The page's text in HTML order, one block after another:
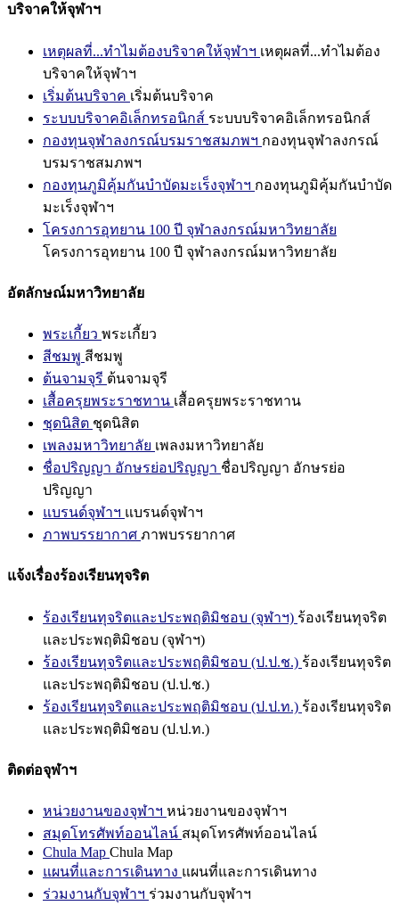
บริจาคให้จุฬาฯ
เหตุผลที่...ทำไมต้องบริจาคให้จุฬาฯ เหตุผลที่...ทำไมต้อง
บริจาคให้จุฬาฯ
เริ่มต้นบริจาค เริ่มต้นบริจาค
ระบบบริจาคอิเล็กทรอนิกส์ ระบบบริจาคอิเล็กทรอนิกส์
กองทุนจุฬาลงกรณ์บรมราชสมภพฯ กองทุนจุฬาลงกรณ์
บรมราชสมภพฯ
กองทุนภูมิคุ้มกันบำบัดมะเร็งจุฬาฯ กองทุนภูมิคุ้มกันบำบัด
มะเร็งจุฬาฯ
โครงการอุทยาน 100 ปี จุฬาลงกรณ์มหาวิทยาลัย
โครงการอุทยาน 100 ปี จุฬาลงกรณ์มหาวิทยาลัย
อัตลักษณ์มหาวิทยาลัย
พระเกี้ยว พระเกี้ยว
สีชมพู สีชมพู
ต้นจามจุรี ต้นจามจุรี
เสื้อครุยพระราชทาน เสื้อครุยพระราชทาน
ชุดนิสิต ชุดนิสิต
เพลงมหาวิทยาลัย เพลงมหาวิทยาลัย
ชื่อปริญญา อักษรย่อปริญญา ชื่อปริญญา อักษรย่อ
ปริญญา
แบรนด์จุฬาฯ แบรนด์จุฬาฯ
ภาพบรรยากาศ ภาพบรรยากาศ
แจ้งเรื่องร้องเรียนทุจริต
ร้องเรียนทุจริตและประพฤติมิชอบ (จุฬาฯ) ร้องเรียนทุจริต
และประพฤติมิชอบ (จุฬาฯ)
ร้องเรียนทุจริตและประพฤติมิชอบ (ป.ป.ช.) ร้องเรียนทุจริต
และประพฤติมิชอบ (ป.ป.ช.)
ร้องเรียนทุจริตและประพฤติมิชอบ (ป.ป.ท.) ร้องเรียนทุจริต
และประพฤติมิชอบ (ป.ป.ท.)
ติดต่อจุฬาฯ
หน่วยงานของจุฬาฯ หน่วยงานของจุฬาฯ
สมุดโทรศัพท์ออนไลน์ สมุดโทรศัพท์ออนไลน์
Chula Map Chula Map
แผนที่และการเดินทาง แผนที่และการเดินทาง
ร่วมงานกับจุฬาฯ ร่วมงานกับจุฬาฯ